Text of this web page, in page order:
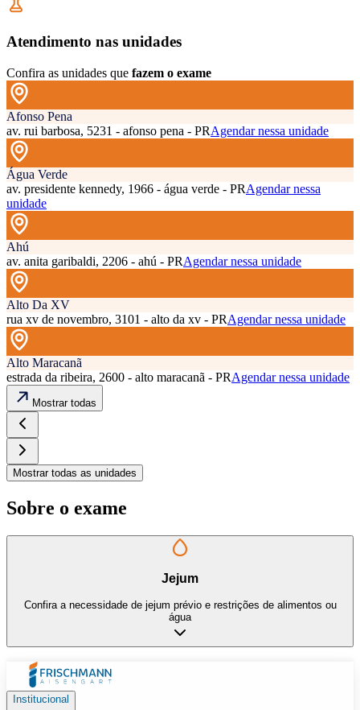
Atendimento nas unidades
Confira as unidades que fazem o exame
Afonso Pena
av. rui barbosa, 5231 - afonso pena - PRAgendar nessa unidade
Água Verde
av. presidente kennedy, 1966 - água verde - PRAgendar nessa
unidade
Ahú
av. anita garibaldi, 2206 - ahú - PRAgendar nessa unidade
Alto Da XV
rua xv de novembro, 3101 - alto da xv - PRAgendar nessa unidade
Alto Maracanã
estrada da ribeira, 2600 - alto maracanã - PRAgendar nessa unidade
Mostrar todas
Mostrar todas as unidades
Sobre o exame
Jejum
Confira a necessidade de jejum prévio e restrições de alimentos ou
água
Institucional